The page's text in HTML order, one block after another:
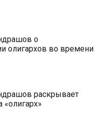
о
олигархов во времени
раскрывает
«олигарх»